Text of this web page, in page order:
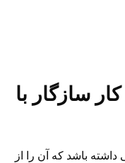
سازگار با
داشته باشد که آن را از